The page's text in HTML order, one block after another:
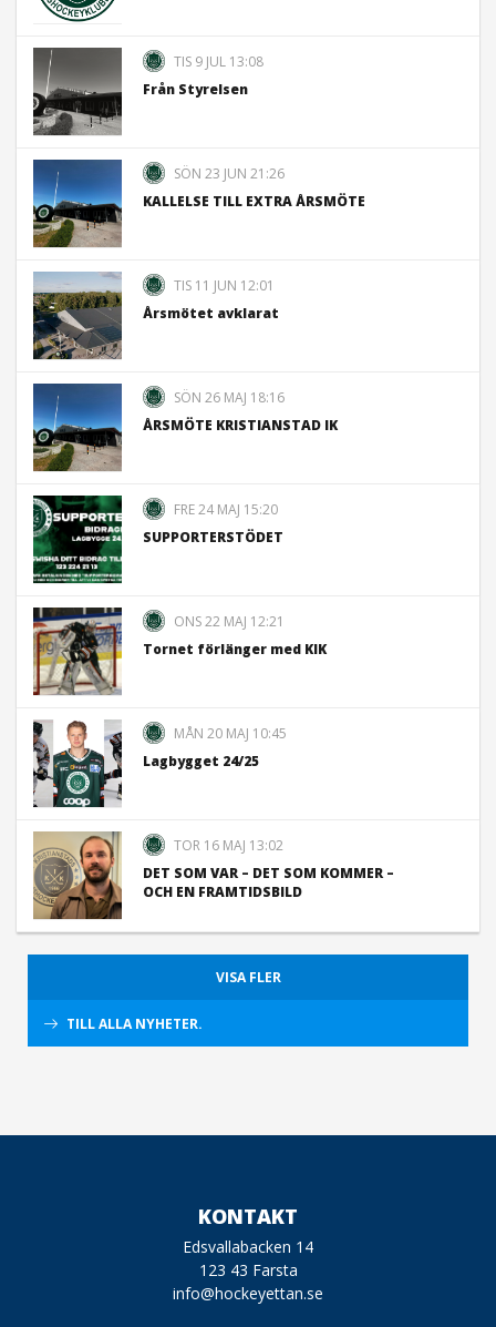
TIS 9 JUL 13:08
Från Styrelsen
SÖN 23 JUN 21:26
KALLELSE TILL EXTRA ÅRSMÖTE
TIS 11 JUN 12:01
Årsmötet avklarat
SÖN 26 MAJ 18:16
ÅRSMÖTE KRISTIANSTAD IK
FRE 24 MAJ 15:20
SUPPORTERSTÖDET
ONS 22 MAJ 12:21
Tornet förlänger med KIK
MÅN 20 MAJ 10:45
Lagbygget 24/25
TOR 16 MAJ 13:02
DET SOM VAR – DET SOM KOMMER –
OCH EN FRAMTIDSBILD
VISA FLER
TILL ALLA NYHETER.
KONTAKT
Edsvallabacken 14
123 43 Farsta
info@hockeyettan.se